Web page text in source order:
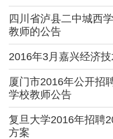
四川省泸县二中城西
教师的公告
2016年3月嘉兴经济
厦门市2016年公开招
学校教师公告
复旦大学2016年招聘
方案